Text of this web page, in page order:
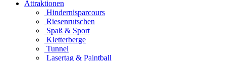
Attraktionen
Hindernisparcours
Riesenrutschen
Spaß & Sport
Kletterberge
Tunnel
Lasertag & Paintball